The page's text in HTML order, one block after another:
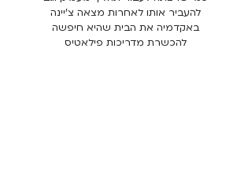
להעביר אותו לאחרות מצאה צ'יינה
באקדמיה את הבית שהיא חיפשה
להכשרת מדריכות פילאטיס